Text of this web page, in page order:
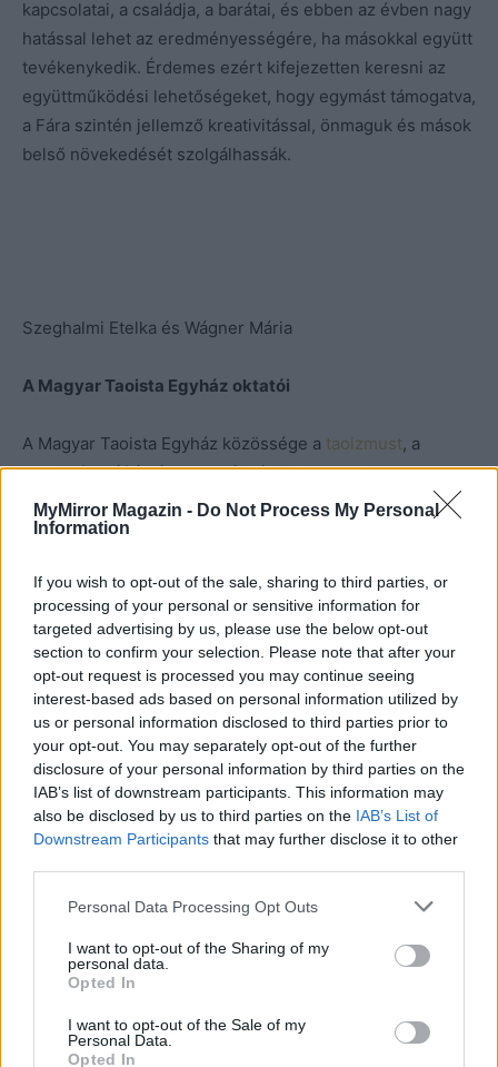
MyMirror Magazin - Do Not Process My Personal
Information
If you wish to opt-out of the sale, sharing to third parties, or
processing of your personal or sensitive information for
targeted advertising by us, please use the below opt-out
section to confirm your selection. Please note that after your
opt-out request is processed you may continue seeing
interest-based ads based on personal information utilized by
us or personal information disclosed to third parties prior to
your opt-out. You may separately opt-out of the further
disclosure of your personal information by third parties on the
IAB’s list of downstream participants. This information may
also be disclosed by us to third parties on the IAB’s List of
Downstream Participants that may further disclose it to other
Personal Data Processing Opt Outs
I want to opt-out of the Sharing of my
personal data.
Opted In
I want to opt-out of the Sale of my
Personal Data.
Opted In
kapcsolatai, a családja, a barátai, és ebben az évben nagy
hatással lehet az eredményességére, ha másokkal együtt
tevékenykedik. Érdemes ezért kifejezetten keresni az
együttműködési lehetőségeket, hogy egymást támogatva,
a Fára szintén jellemző kreativitással, önmaguk és mások
belső növekedését szolgálhassák.
Szeghalmi Etelka és Wágner Mária
A Magyar Taoista Egyház oktatói
A Magyar Taoista Egyház közössége a taoizmust, a
taoista filozófiát, életvezetési és önismereti
művészeteket tanulmányozzák és gyakorolják, a mai
modern emberhez közel álló módszerekkel, mert a
mutatnak ahhoz, hogy hogyan éljen harmóniában
önmagával és azt őt körülvevő világgal.
Támogass minket adód 1%-ával, hogy az ősi, taoista
bölcsességek minél több emberhez eljuthassanak
hazánkban!
Magyar Taoista Egyház
Technikai szám: 0877